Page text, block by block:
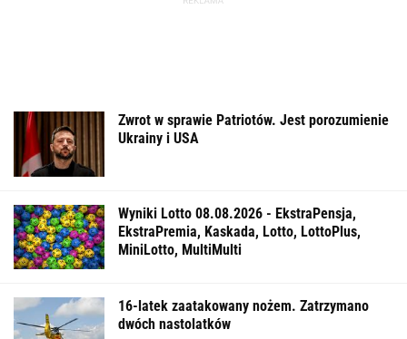
Zwrot w sprawie Patriotów. Jest porozumienie
Ukrainy i USA
Wyniki Lotto 08.08.2026 - EkstraPensja,
EkstraPremia, Kaskada, Lotto, LottoPlus,
MiniLotto, MultiMulti
16-latek zaatakowany nożem. Zatrzymano
dwóch nastolatków